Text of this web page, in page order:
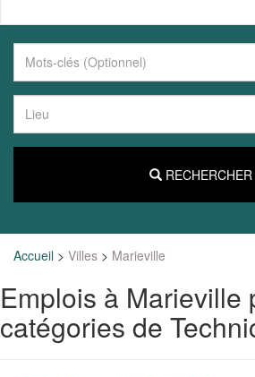
RECHERCHER
Accueil > Villes > Marieville
Emplois à Marieville
catégories de